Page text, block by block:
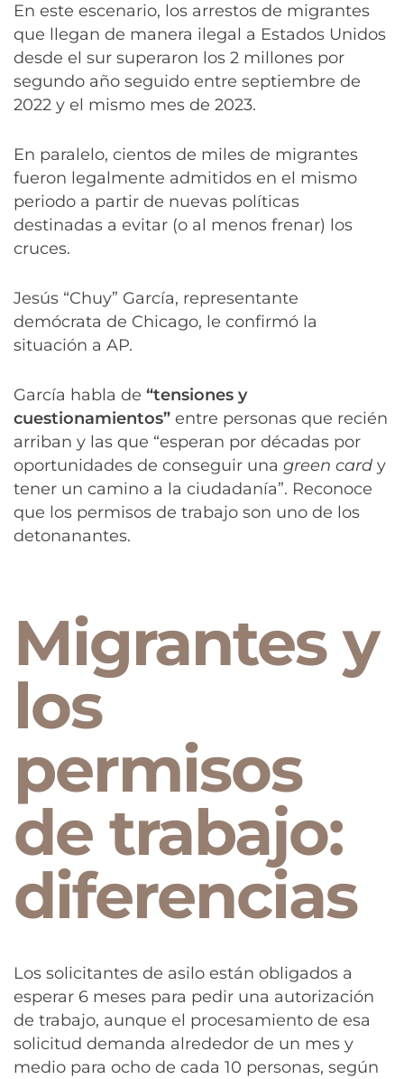
En este escenario, los arrestos de migrantes
que llegan de manera ilegal a Estados Unidos
desde el sur superaron los 2 millones por
segundo año seguido entre septiembre de
2022 y el mismo mes de 2023.
En paralelo, cientos de miles de migrantes
fueron legalmente admitidos en el mismo
periodo a partir de nuevas políticas
destinadas a evitar (o al menos frenar) los
cruces.
Jesús “Chuy” García, representante
demócrata de Chicago, le confirmó la
situación a AP.
García habla de “tensiones y
cuestionamientos” entre personas que recién
arriban y las que “esperan por décadas por
oportunidades de conseguir una green card y
tener un camino a la ciudadanía”. Reconoce
que los permisos de trabajo son uno de los
detonanantes.
Migrantes y
los
permisos
de trabajo:
diferencias
Los solicitantes de asilo están obligados a
esperar 6 meses para pedir una autorización
de trabajo, aunque el procesamiento de esa
solicitud demanda alrededor de un mes y
medio para ocho de cada 10 personas, según